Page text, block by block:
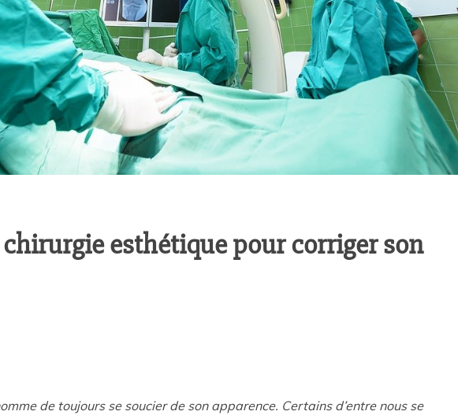
esthétique pour corriger son
de toujours se soucier de son apparence. Certains d’entre nous se